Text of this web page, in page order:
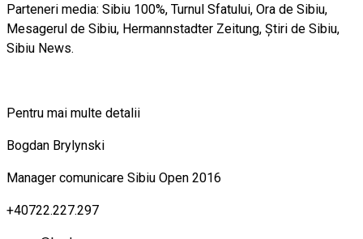
Parteneri media: Sibiu 100%, Turnul Sfatului, Ora de Sibiu,
Mesagerul de Sibiu, Hermannstadter Zeitung, Știri de Sibiu,
Sibiu News.
Pentru mai multe detalii
Bogdan Brylynski
Manager comunicare Sibiu Open 2016
+40722.227.297